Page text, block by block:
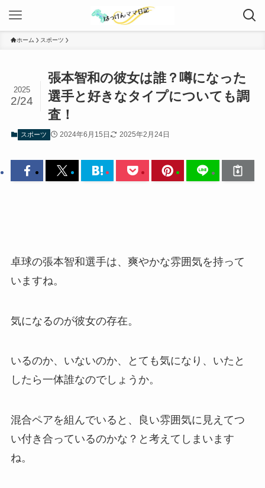
ホーム スポーツ
張本智和の彼女は誰？噂になった
選手と好きなタイプについても調
査！
2025
2/24
スポーツ 2024年6月15日 2025年2月24日
卓球の張本智和選手は、爽やかな雰囲気を持って
いますね。
気になるのが彼女の存在。
いるのか、いないのか、とても気になり、いたと
したら一体誰なのでしょうか。
混合ペアを組んでいると、良い雰囲気に見えてつ
い付き合っているのかな？と考えてしまいます
ね。